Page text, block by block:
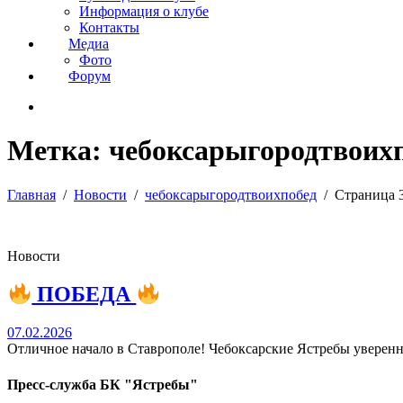
Информация о клубе
Контакты
Медиа
Фото
Форум
Метка:
Главная Новости чебоксарыгородтвоихпобед Страница
Новости
ПОБЕДА
07.02.2026
Отличное начало в Ставрополе! Чебоксарские Ястребы
Пресс-служба БК "Ястребы"